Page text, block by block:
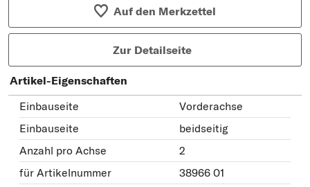
Auf den Merkzettel
Zur Detailseite
Artikel-Eigenschaften
Einbauseite
Vorderachse
Einbauseite
beidseitig
Anzahl pro Achse
2
für Artikelnummer
38966 01